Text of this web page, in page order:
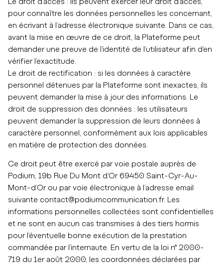
Le droit d’accès : ils peuvent exercer leur droit d’accès,
pour connaître les données personnelles les concernant,
en écrivant à l’adresse électronique suivante. Dans ce cas,
avant la mise en œuvre de ce droit, la Plateforme peut
demander une preuve de l’identité de l’utilisateur afin d’en
vérifier l’exactitude.
Le droit de rectification : si les données à caractère
personnel détenues par la Plateforme sont inexactes, ils
peuvent demander la mise à jour des informations. Le
droit de suppression des données : les utilisateurs
peuvent demander la suppression de leurs données à
caractère personnel, conformément aux lois applicables
en matière de protection des données.
Ce droit peut être exercé par voie postale auprès de
Podium, 19b Rue Du Mont d’Or 69450 Saint-Cyr-Au-
Mont-d’Or ou par voie électronique à l’adresse email
suivante contact@podiumcommunication.fr. Les
informations personnelles collectées sont confidentielles
et ne sont en aucun cas transmises à des tiers hormis
pour l’éventuelle bonne exécution de la prestation
commandée par l’internaute. En vertu de la loi n° 2000-
719 du 1er août 2000, les coordonnées déclarées par